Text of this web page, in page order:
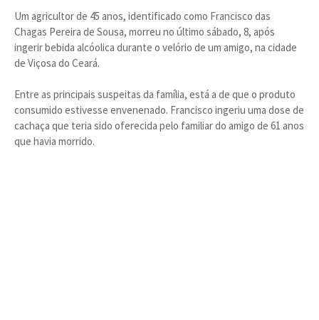
Um agricultor de 45 anos, identificado como Francisco das
Chagas Pereira de Sousa, morreu no último sábado, 8, após
ingerir bebida alcóolica durante o velório de um amigo, na cidade
de Viçosa do Ceará.
Entre as principais suspeitas da família, está a de que o produto
consumido estivesse envenenado. Francisco ingeriu uma dose de
cachaça que teria sido oferecida pelo familiar do amigo de 61 anos
que havia morrido.